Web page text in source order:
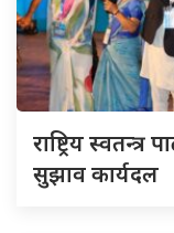
राष्ट्रिय स्वतन्त्र
सुझाव कार्यदल